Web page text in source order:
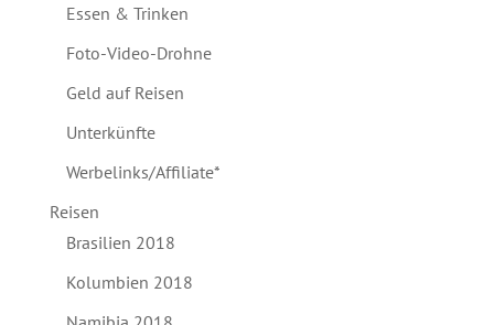
Essen & Trinken
Foto-Video-Drohne
Geld auf Reisen
Unterkünfte
Werbelinks/Affiliate*
Reisen
Brasilien 2018
Kolumbien 2018